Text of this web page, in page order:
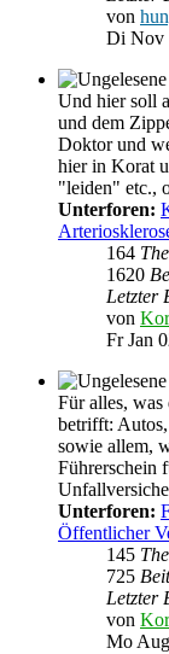
von
Di Nov
Und hier soll
und dem
Doktor und
hier in Korat
"leiden" etc.,
Unterforen:
164
1620
Letzter
von
Fr Jan
Für alles,
betrifft:
sowie allem,
Führerschein
Unterforen:
Öffentlicher
145
725
Letzter
von
Mo